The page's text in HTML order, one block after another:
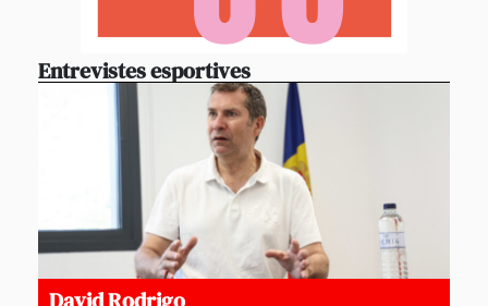
Entrevistes esportives